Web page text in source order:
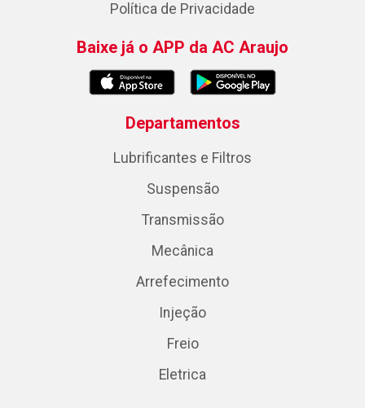
Política de Privacidade
Baixe já o APP da AC Araujo
Departamentos
Lubrificantes e Filtros
Suspensão
Transmissão
Mecânica
Arrefecimento
Injeção
Freio
Eletrica